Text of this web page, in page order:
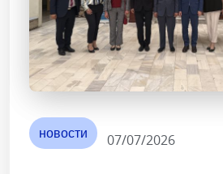
новости 07/07/2026